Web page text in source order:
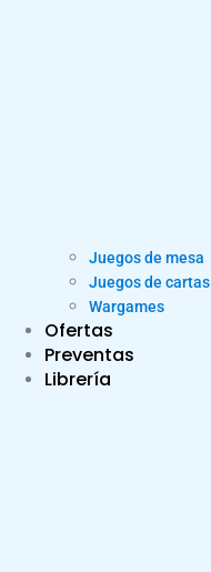
Juegos de mesa
Juegos de cartas
Wargames
Ofertas
Preventas
Librería